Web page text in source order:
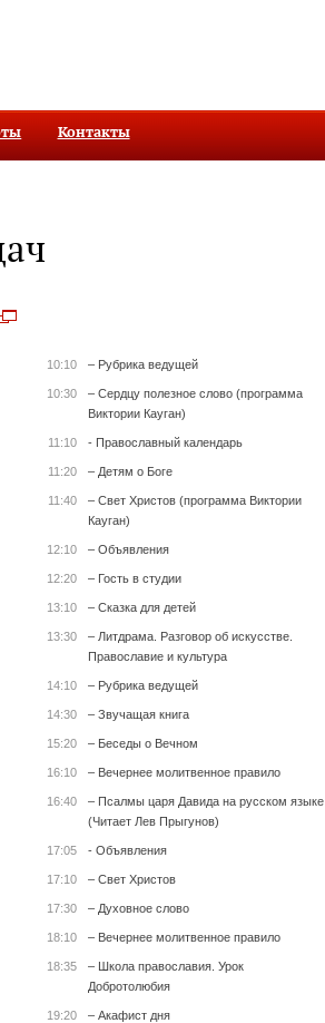
Контакты
10:10 – Рубрика ведущей
10:30
– Сердцу полезное слово (программа
Виктории Кауган)
11:10 - Православный календарь
11:20 – Детям о Боге
11:40
– Свет Христов (программа Виктории
Кауган)
12:10 – Объявления
12:20 – Гость в студии
13:10 – Сказка для детей
13:30
– Литдрама. Разговор об искусстве.
Православие и культура
14:10 – Рубрика ведущей
14:30 – Звучащая книга
15:20 – Беседы о Вечном
16:10 – Вечернее молитвенное правило
16:40
– Псалмы царя Давида на русском языке
(Читает Лев Прыгунов)
17:05 - Объявления
17:10 – Свет Христов
17:30 – Духовное слово
18:10 – Вечернее молитвенное правило
18:35
– Школа православия. Урок
Добротолюбия
19:20 – Акафист дня